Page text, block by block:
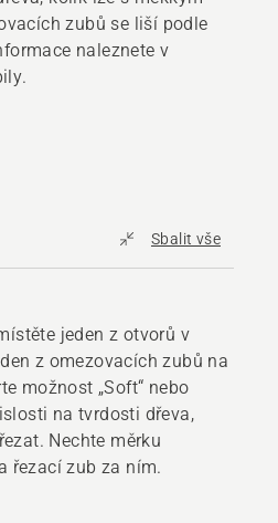
zubů se liší podle
naleznete v
Sbalit vše
jeden z otvorů v
z omezovacích zubů na
možnost „Soft“ nebo
na tvrdosti dřeva,
Nechte měrku
řezací zub za ním.